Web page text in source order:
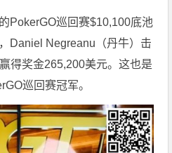
PokerGO巡回赛$10,100底池
Daniel Negreanu（丹牛）击
得奖金265,200美元。这也是
巡回赛冠军。